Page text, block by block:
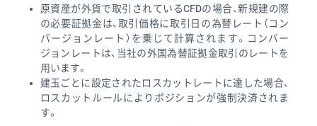
原資産が外貨で取引されているCFDの場合、新規建の際
の必要証拠金は、取引価格に取引日の為替レート（コン
バージョンレート）を乗じて計算されます。コンバー
ジョンレートは、当社の外国為替証拠金取引のレートを
用います。
建玉ごとに設定されたロスカットレートに達した場合、
ロスカットルールによりポジションが強制決済されま
す。